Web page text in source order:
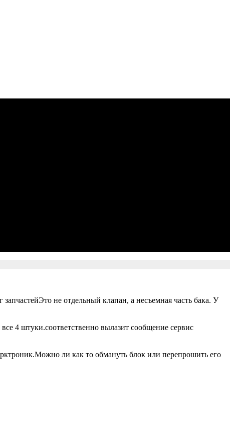
не отдельный клапан, а несъемная часть бака. У
4 штуки.соответственно вылазит сообщение сервис
ли как то обмануть блок или перепрошить его